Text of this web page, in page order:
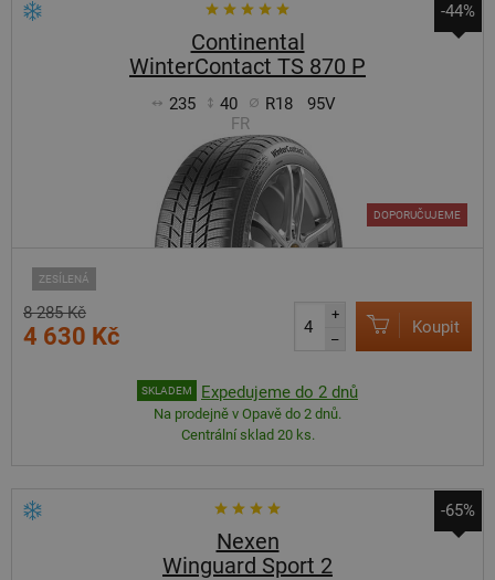
-44%
Continental
WinterContact TS 870 P
235 40 R18
95V
FR
ZESÍLENÁ
DOPORUČUJEME
8 285 Kč
4 630 Kč
+
–
Koupit
SKLADEM Expedujeme do 2 dnů
Na prodejně v Opavě do 2 dnů.
Centrální sklad 20 ks.
-65%
Nexen
Winguard Sport 2